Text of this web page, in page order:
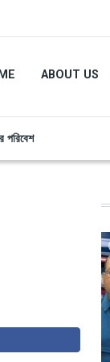
ABOUT US
পরিবেশ